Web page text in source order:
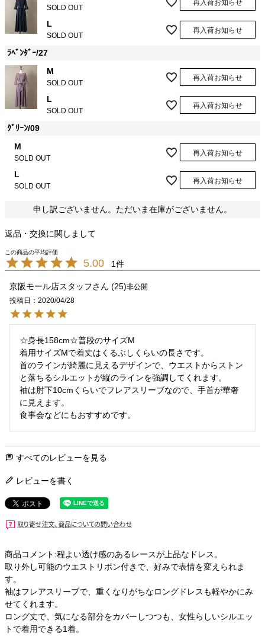
SOLD OUT
再入荷お知らせ
L
SOLD OUT
再入荷お知らせ
ﾗﾍﾞﾝﾀﾞｰ/27
M
SOLD OUT
再入荷お知らせ
L
SOLD OUT
再入荷お知らせ
ｸﾞﾘｰﾝ/09
M
SOLD OUT
再入荷お知らせ
L
SOLD OUT
再入荷お知らせ
申し訳ございません。ただいま在庫がございません。
返品・交換に関しまして
5.00 1
京阪モール店スタッフ 25 非公開
投稿日
2020/04/28
☆身長158cm☆普段のサイズM
着用サイズMで着丈はくるぶしくらいの長さです。
首のラインが綺麗に見えるデザインで、ウエストからストン
と落ちるシルエットが縦のラインを強調してくれます。
袖は肘下10cmくらいでフレアスリーブなので、手首が華奢
に見えます。
食事会などにもおすすめです。
すべてのレビューを見る
レビューを書く
商品コメント:程よい透け感のあるレースが上品なドレス。
取り外し可能のウエストリボン付きで、好みで表情を変えられま
す。
袖はフレアスリーブで、重くなりがちなロングドレスも軽やかにみ
せてくれます。
ロング丈で、気になる部分をカバーしつつも、女性らしいシルエッ
トで着用できる1着。